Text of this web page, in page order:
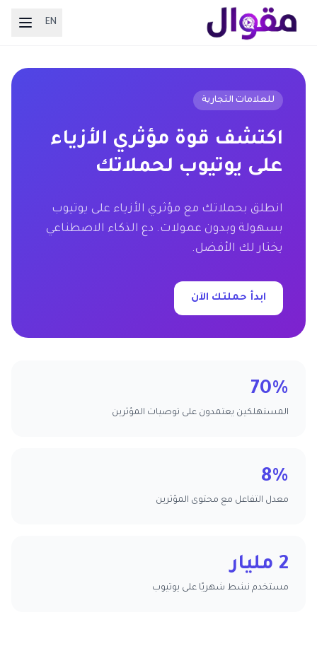
EN
للعلامات التجارية
اكتشف قوة مؤثري الأزياء
على يوتيوب لحملاتك
انطلق بحملاتك مع مؤثري الأزياء على يوتيوب
بسهولة وبدون عمولات. دع الذكاء الاصطناعي
يختار لك الأفضل.
ابدأ حملتك الآن
70%
المستهلكين يعتمدون على توصيات المؤثرين
8%
معدل التفاعل مع محتوى المؤثرين
2 مليار
مستخدم نشط شهريًا على يوتيوب